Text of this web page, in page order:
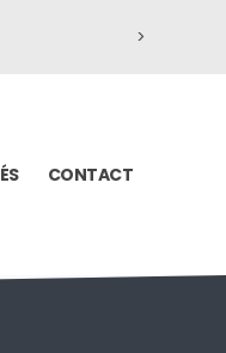
>
CONTACT